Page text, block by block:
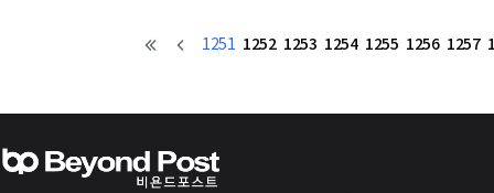
1251 1252 1253 1254 1255 1256 1257